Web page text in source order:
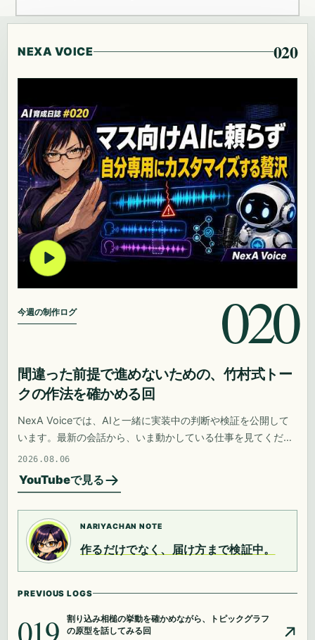
NEXA VOICE 020
今週の制作ログ 020
間違った前提で進めないための、竹村式トー
クの作法を確かめる回
NexA Voiceでは、AIと一緒に実装中の判断や検証を公開して
います。最新の会話から、いま動かしている仕事を見てくださ
い。
2026.08.06
YouTubeで見る
NARIYACHAN NOTE
作るだけでなく、届け方まで検証中。
PREVIOUS LOGS
019
割り込み相槌の挙動を確かめながら、トピックグラフ
の原型を話してみる回